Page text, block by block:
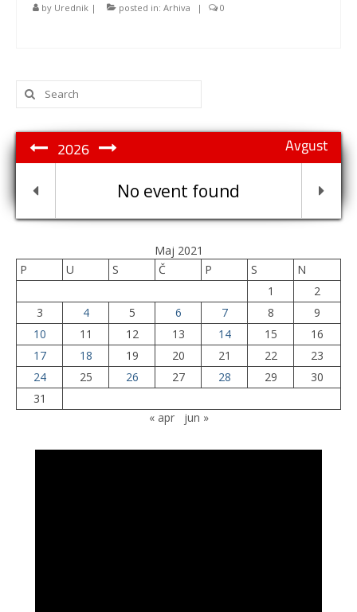
by Urednik | posted in: Arhiva | 0
Search
for:
Avgust
2026
No event found
Maj 2021
P
U S Č P S
N
1
2
3
4 5 6 7 8
9
10
11 12 13 14 15
16
17
18 19 20 21 22
23
24
25 26 27 28 29
30
31
« apr
jun »